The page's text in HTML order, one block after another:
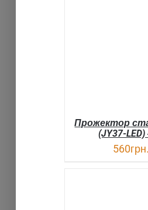
Прожектор
(JY37-LED)
560грн.